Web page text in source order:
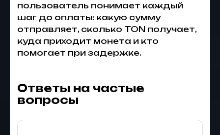
пользователь понимает каждый
шаг до оплаты: какую сумму
отправляет, сколько TON получает,
куда приходит монета и кто
помогает при задержке.
Ответы на частые
вопросы